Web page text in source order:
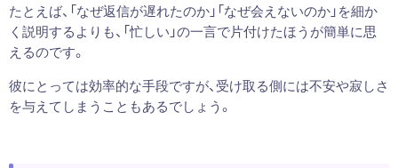
たとえば、「なぜ返信が遅れたのか」「なぜ会えないのか」を細か
く説明するよりも、「忙しい」の一言で片付けたほうが簡単に思
えるのです。
彼にとっては効率的な手段ですが、受け取る側には不安や寂しさ
を与えてしまうこともあるでしょう。